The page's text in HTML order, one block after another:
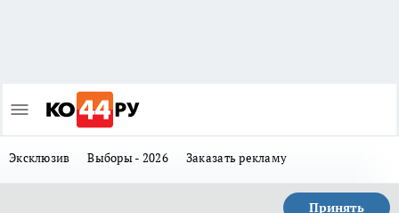
Эксклюзив Выборы - 2026 Заказать рекламу
Принять